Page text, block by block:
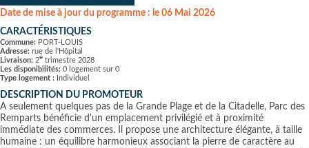
Date de mise à jour du programme : le 06 Mai 2026
CARACTÉRISTIQUES
Commune: PORT-LOUIS
Adresse: rue de l'Hôpital
Livraison: 2è trimestre 2028
Les disponibilités: 0 logement sur 0
Type logement : Individuel
DESCRIPTION DU PROMOTEUR
À seulement quelques pas de la Grande Plage et de la Citadelle, Parc des
Remparts bénéficie d'un emplacement privilégié et à proximité
immédiate des commerces. Il propose une architecture élégante, à taille
humaine : un équilibre harmonieux associant la pierre de caractère au